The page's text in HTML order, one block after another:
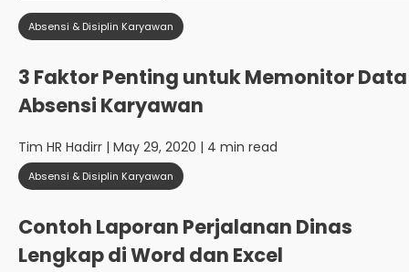
Absensi & Disiplin Karyawan
3 Faktor Penting untuk Memonitor Data
Absensi Karyawan
Tim HR Hadirr | May 29, 2020 | 4 min read
Absensi & Disiplin Karyawan
Contoh Laporan Perjalanan Dinas
Lengkap di Word dan Excel